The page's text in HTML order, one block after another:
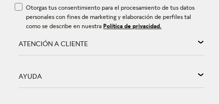
Otorgas tus consentimiento para el procesamiento de tus datos
personales con fines de marketing y elaboración de perfiles tal
como se describe en nuestraPolítica de privacidad.
ATENCIÓN A CLIENTE
AYUDA